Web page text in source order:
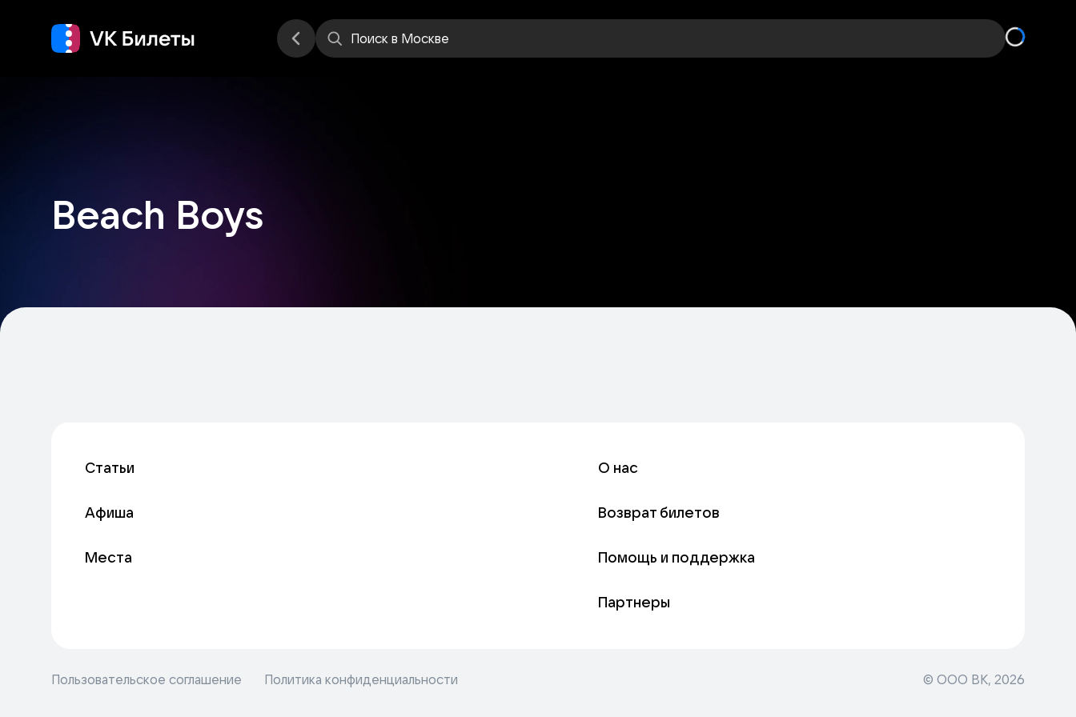
Поиск в Москве
Beach Boys
Статьи
Афиша
Места
О нас
Возврат билетов
Помощь и поддержка
Партнеры
Пользовательское соглашение Политика конфиденциальности © ООО ВК, 2026